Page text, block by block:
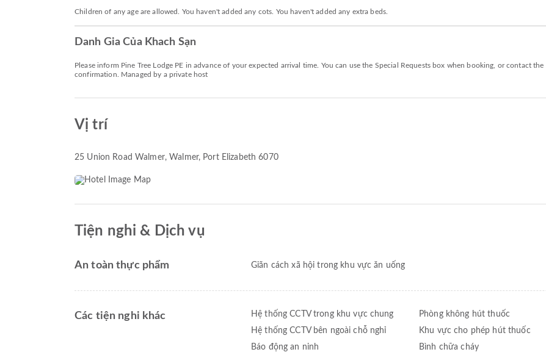
Children of any age are allowed. You haven't added any cots. You haven't added any extra beds.
Danh Gia Của Khach Sạn
Please inform Pine Tree Lodge PE in advance of your expected arrival time. You can use the Special Requests box when booking, or contact
confirmation. Managed by a private host
Vị trí
25 Union Road Walmer, Walmer, Port Elizabeth 6070
Tiện nghi & Dịch vụ
An toàn thực phẩm Giãn cách xã hội trong khu vực ăn uống
Các tiện nghi khác Hệ thống CCTV trong khu vực chung Phòng không hút thuốc
Hệ thống CCTV bên ngoài chỗ nghỉ
Khu vực cho phép hút thuốc
Báo động an ninh
Bình chữa cháy